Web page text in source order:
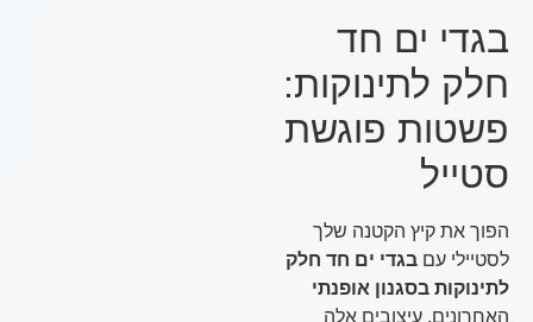
בגדי ים חד
חלק לתינוקות:
פשטות פוגשת
סטייל
הפוך את קיץ הקטנה שלך
לסטיילי עםבגדי ים חד חלק
לתינוקות בסגנון אופנתי
האחרונים. עיצובים אלה